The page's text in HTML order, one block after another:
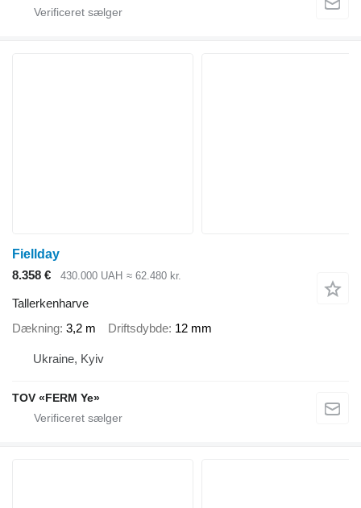
Fiellday
8.358 €
430.000 UAH ≈ 62.480 kr.
Tallerkenharve
Dækning 3,2 m Driftsdybde 12 mm
Ukraine, Kyiv
TOV «FERM Ye»